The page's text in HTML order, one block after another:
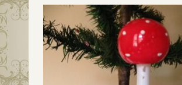
kerstbal
van
zilver